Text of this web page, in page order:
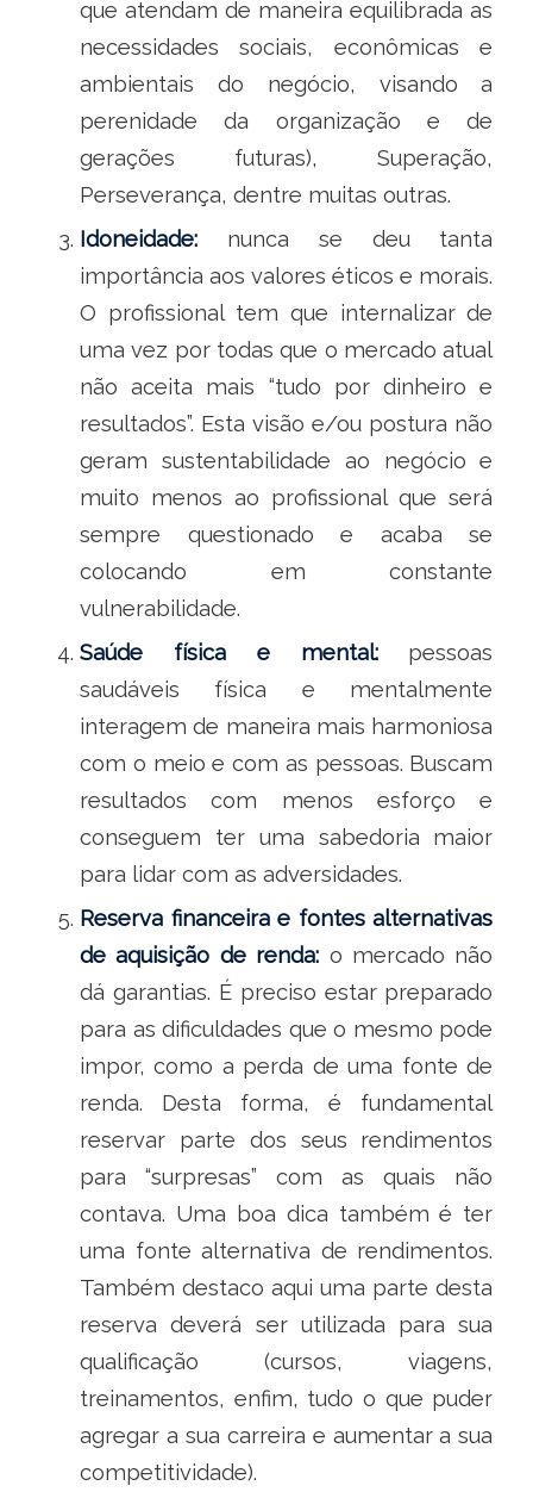
que atendam de maneira equilibrada as
necessidades sociais, econômicas e
ambientais do negócio, visando a
perenidade da organização e de
gerações futuras), Superação,
Perseverança, dentre muitas outras.
Idoneidade:nunca se deu tanta
importância aos valores éticos e morais.
O profissional tem que internalizar de
uma vez por todas que o mercado atual
não aceita mais “tudo por dinheiro e
resultados”. Esta visão e/ou postura não
geram sustentabilidade ao negócio e
muito menos ao profissional que será
sempre questionado e acaba se
colocando em constante
vulnerabilidade.
Saúde física e mental:pessoas
saudáveis física e mentalmente
interagem de maneira mais harmoniosa
com o meio e com as pessoas. Buscam
resultados com menos esforço e
conseguem ter uma sabedoria maior
para lidar com as adversidades.
Reserva financeira e fontes alternativas
de aquisição de renda: o mercado não
dá garantias. É preciso estar preparado
para as dificuldades que o mesmo pode
impor, como a perda de uma fonte de
renda. Desta forma, é fundamental
reservar parte dos seus rendimentos
para “surpresas” com as quais não
contava. Uma boa dica também é ter
uma fonte alternativa de rendimentos.
Também destaco aqui uma parte desta
reserva deverá ser utilizada para sua
qualificação (cursos, viagens,
treinamentos, enfim, tudo o que puder
agregar a sua carreira e aumentar a sua
competitividade).